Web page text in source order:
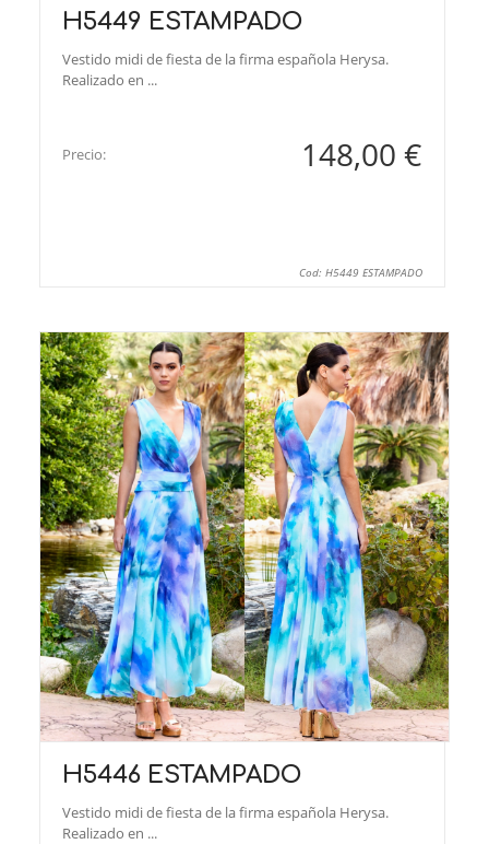
H5449 ESTAMPADO
Vestido midi de fiesta de la firma española Herysa.
Realizado en ...
Precio: 148,00 €
Cod: H5449 ESTAMPADO
H5446 ESTAMPADO
Vestido midi de fiesta de la firma española Herysa.
Realizado en ...